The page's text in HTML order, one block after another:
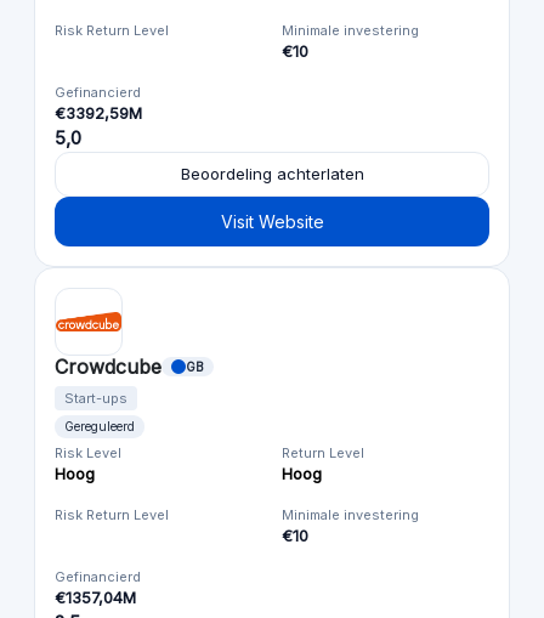
Risk Return Level Minimale investering
€10
Gefinancierd
€3392,59M
5,0
Beoordeling achterlaten
Visit Website
Crowdcube GB
Start-ups
Gereguleerd
Risk Level
Hoog
Return Level
Hoog
Risk Return Level Minimale investering
€10
Gefinancierd
€1357,04M